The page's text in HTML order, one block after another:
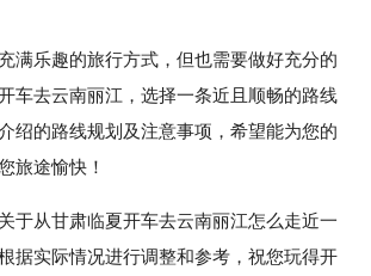
乐趣的旅行方式，但也需要做好充分的
车去云南丽江，选择一条近且顺畅的路线
绍的路线规划及注意事项，希望能为您的
旅途愉快！
于从甘肃临夏开车去云南丽江怎么走近一
据实际情况进行调整和参考，祝您玩得开